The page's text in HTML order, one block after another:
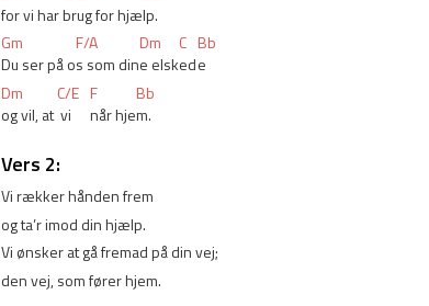
for vi har brug for hjælp.
Gm
F/A Dm C Bb
Du ser på os som dine elskede
Dm
C/E F
Bb
og vil, at vi når hjem.
Vers 2:
Vi rækker hånden frem
og ta’r imod din hjælp.
Vi ønsker at gå fremad på din vej;
den vej, som fører hjem.